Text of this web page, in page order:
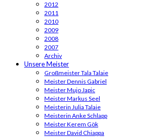
2012
2011
2010
2009
2008
2007
Archiv
Unsere Meister
Großmeister Tala Talaie
Meister Dennis Gabriel
Meister Mujo Japic
Meister Markus Seel
Meisterin Julia Talaie
Meisterin Anke Schlapp
Meister Kerem Gök
Meister David Chiappa